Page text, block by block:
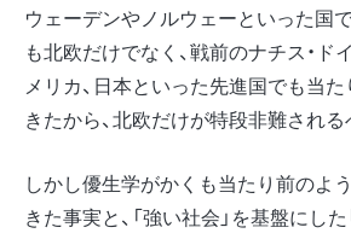
ウェーデンやノルウェーといった国
も北欧だけでなく、戦前のナチス・ド
メリカ、日本といった先進国でも当
きたから、北欧だけが特段非難される
しかし優生学がかくも当たり前のよ
きた事実と、「強い社会」を基盤にし